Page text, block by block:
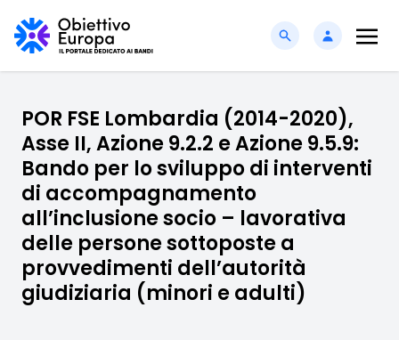
POR FSE Lombardia (2014-2020),
Asse II, Azione 9.2.2 e Azione 9.5.9:
Bando per lo sviluppo di interventi
di accompagnamento
all’inclusione socio – lavorativa
delle persone sottoposte a
provvedimenti dell’autorità
giudiziaria (minori e adulti)